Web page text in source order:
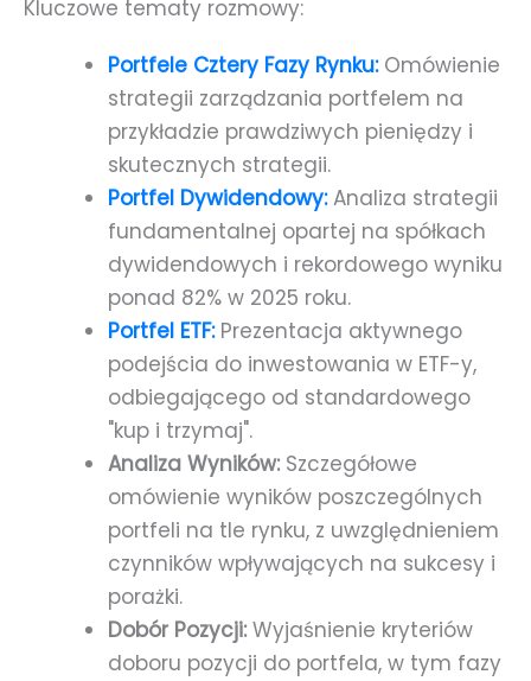
Kluczowe tematy rozmowy:
Portfele Cztery Fazy Rynku:Omówienie
strategii zarządzania portfelem na
przykładzie prawdziwych pieniędzy i
skutecznych strategii.
Portfel Dywidendowy:Analiza strategii
fundamentalnej opartej na spółkach
dywidendowych i rekordowego wyniku
ponad 82% w 2025 roku.
Portfel ETF:Prezentacja aktywnego
podejścia do inwestowania w ETF-y,
odbiegającego od standardowego
"kup i trzymaj".
Analiza Wyników:Szczegółowe
omówienie wyników poszczególnych
portfeli na tle rynku, z uwzględnieniem
czynników wpływających na sukcesy i
porażki.
Dobór Pozycji:Wyjaśnienie kryteriów
doboru pozycji do portfela, w tym fazy